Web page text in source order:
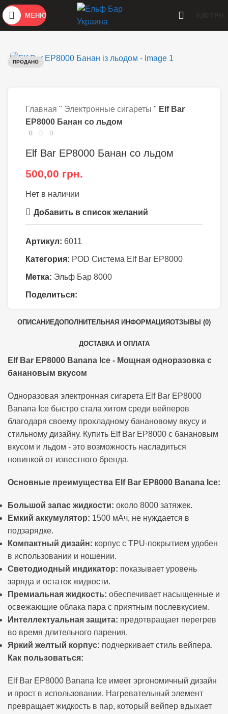
МЕНЮ
ПРОДАНО
Главная " Электронные сигареты " Elf Bar
EP8000 Банан со льдом
Elf Bar EP8000 Банан со льдом
500,00 грн.
Нет в наличии
Добавить в список желаний
Артикул: 6011
Категория: POD Система Elf Bar EP8000
Метка: Эльф Бар 8000
Поделиться:
ОПИСАНИЕДОПОЛНИТЕЛЬНАЯ ИНФОРМАЦИЯОТЗЫВЫ (0)
ДОСТАВКА И ОПЛАТА
Elf Bar EP8000 Banana Ice - Мощная одноразовка с
банановым вкусом
Одноразовая электронная сигарета Elf Bar EP8000
Banana Ice быстро стала хитом среди вейперов
благодаря своему прохладному банановому вкусу и
стильному дизайну. Купить Elf Bar EP8000 с банановым
вкусом и льдом - это возможность насладиться
новинкой от известного бренда.
Основные преимущества Elf Bar EP8000 Banana Ice:
Большой запас жидкости: около 8000 затяжек.
Емкий аккумулятор: 1500 мАч, не нуждается в
подзарядке.
Компактный дизайн: корпус с TPU-покрытием удобен
в использовании и ношении.
Светодиодный индикатор: показывает уровень
заряда и остаток жидкости.
Премиальная жидкость: обеспечивает насыщенные и
освежающие облака пара с приятным послевкусием.
Интеллектуальная защита: предотвращает перегрев
во время длительного парения.
Яркий желтый корпус: подчеркивает стиль вейпера.
Как пользоваться:
Elf Bar EP8000 Banana Ice имеет эргономичный дизайн
и прост в использовании. Нагревательный элемент
превращает жидкость в пар, который вейпер вдыхает